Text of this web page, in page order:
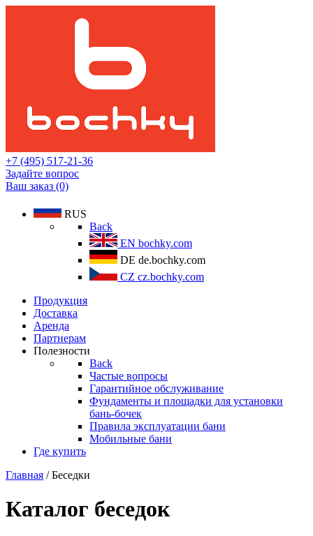
+7 (495) 517-21-36
Задайте вопрос
Ваш заказ (0)
RUS
Back
EN bochky.com
DE de.bochky.com
CZ cz.bochky.com
Продукция
Доставка
Аренда
Партнерам
Полезности
Back
Частые вопросы
Гарантийное обслуживание
Фундаменты и площадки для установки
бань-бочек
Правила эксплуатации бани
Мобильные бани
Где купить
Главная / Беседки
Каталог беседок